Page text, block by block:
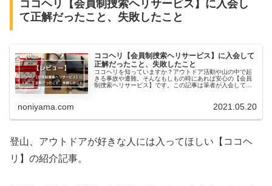
ココヘリ【会員制捜索ヘリサービス】に入会し
て正解だったこと、失敗したこと
ココヘリ【会員制捜索ヘリサービス】に入会して
正解だったこと、失敗したこと
ココヘリを知っていますか？アウトドア活動や山の中で起
きる事故や遭難。そんなもしもの時にあれば安心の【会員
制捜索ヘリサービス】です。この記事は筆者が入会して正
noniyama.com 2021.05.20
登山、アウトドアが好きな人には入ってほしい【ココヘ
リ】の紹介記事。